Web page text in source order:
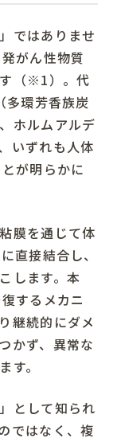
ではありませ
がん性物質
（※1）。代
環芳香族炭
ホルムアルデ
いずれも人体
が明らかに
膜を通じて体
直接結合し、
します。本
するメカニ
継続的にダメ
かず、異常な
す。
として知られ
ではなく、複